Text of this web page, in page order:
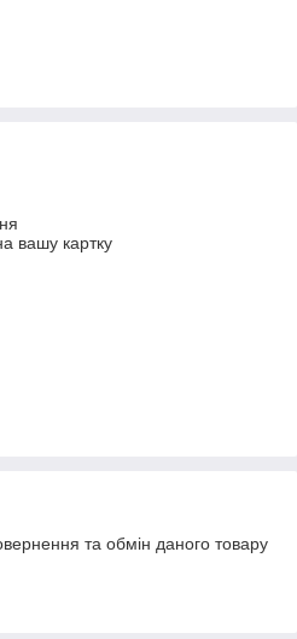
вашу картку
та обмін даного товару